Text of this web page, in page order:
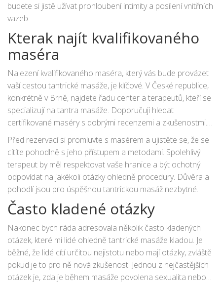
budete si jistě užívat prohloubení intimity a posílení vnitřních
vazeb.
Kterak najít kvalifikovaného
maséra
Nalezení kvalifikovaného maséra, který vás bude provázet
vaší cestou tantrické masáže, je klíčové. V České republice,
konkrétně v Brně, najdete řadu center a terapeutů, kteří se
specializují na tantra masáže. Doporučuji hledat
certifikované maséry s dobrými recenzemi a zkušenostmi.
Neváhejte se zeptat na jejich vzdělání a praxi v oblasti
tantra masáží.
Před rezervací si promluvte s masérem a ujistěte se, že se
cítíte pohodlně s jeho přístupem a metodami. Spolehlivý
terapeut by měl respektovat vaše hranice a být ochotný
odpovídat na jakékoli otázky ohledně procedury. Důvěra a
pohodlí jsou pro úspěšnou tantrickou masáž nezbytné.
Často kladené otázky
Nakonec bych ráda adresovala několik často kladených
otázek, které mi lidé ohledně tantrické masáže kladou. Je
běžné, že lidé cítí určitou nejistotu nebo mají otázky, zvláště
pokud je to pro ně nová zkušenost. Jednou z nejčastějších
otázek je, zda je během masáže povolena sexualita nebo